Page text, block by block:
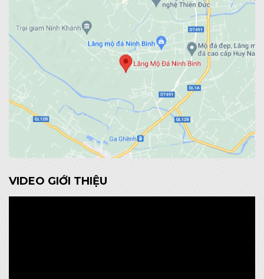
VIDEO GIỚI THIỆU